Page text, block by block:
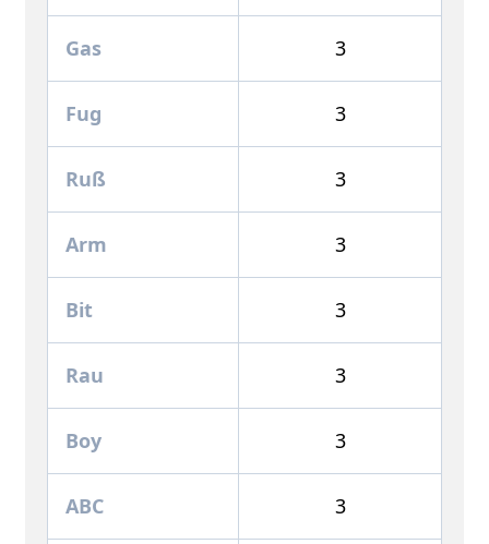
Gas 3
Fug 3
Ruß 3
Arm 3
Bit 3
Rau 3
Boy 3
ABC 3